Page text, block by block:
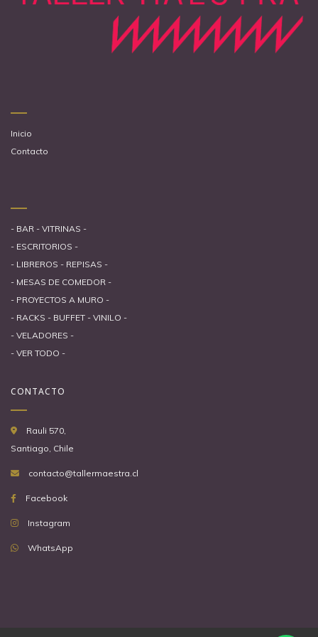
Inicio
Contacto
- BAR - VITRINAS -
- ESCRITORIOS -
- LIBREROS - REPISAS -
- MESAS DE COMEDOR -
- PROYECTOS A MURO -
- RACKS - BUFFET - VINILO -
- VELADORES -
- VER TODO -
CONTACTO
Rauli 570,
Santiago, Chile
contacto@tallermaestra.cl
Facebook
Instagram
WhatsApp